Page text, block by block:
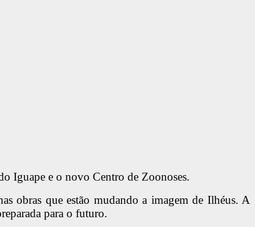
Iguape e o novo Centro de Zoonoses.
obras que estão mudando a imagem de Ilhéus. A
para o futuro.